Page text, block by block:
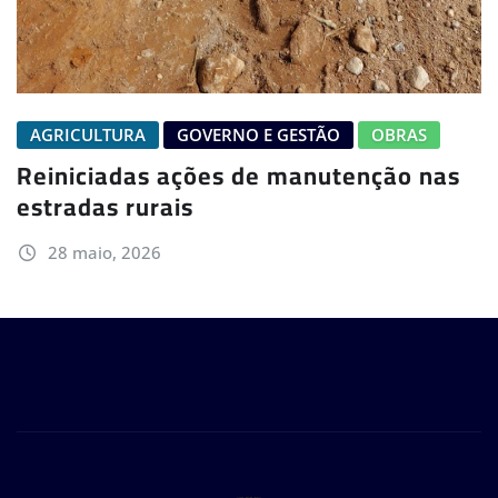
AGRICULTURA GOVERNO E GESTÃO OBRAS
Reiniciadas ações de manutenção nas
estradas rurais
28 maio, 2026